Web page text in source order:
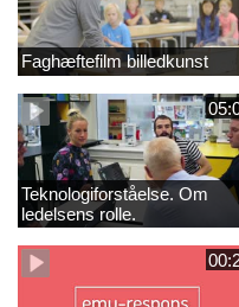
Faghæftefilm billedkunst
Teknologiforståelse. Om
ledelsens rolle.
Sofiendalskolen